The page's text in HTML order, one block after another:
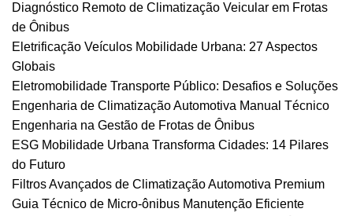
Diagnóstico Remoto de Climatização Veicular em Frotas
de Ônibus
Eletrificação Veículos Mobilidade Urbana: 27 Aspectos
Globais
Eletromobilidade Transporte Público: Desafios e Soluções
Engenharia de Climatização Automotiva Manual Técnico
Engenharia na Gestão de Frotas de Ônibus
ESG Mobilidade Urbana Transforma Cidades: 14 Pilares
do Futuro
Filtros Avançados de Climatização Automotiva Premium
Guia Técnico de Micro-ônibus Manutenção Eficiente